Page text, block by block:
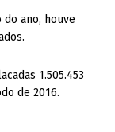
do ano, houve
1.505.453
de 2016.